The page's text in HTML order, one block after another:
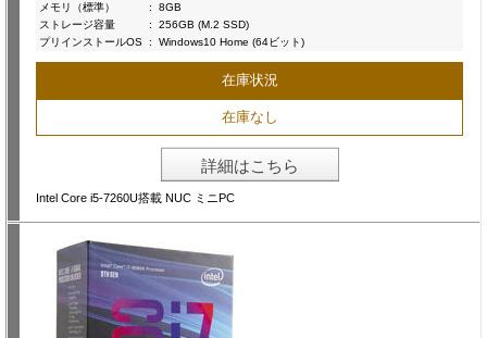
メモリ（標準）
:
8GB
ストレージ容量
:
256GB (M.2 SSD)
プリインストールOS : Windows10 Home (64ビット)
在庫状況
在庫なし
詳細はこちら
Intel Core i5-7260U搭載 NUC ミニPC